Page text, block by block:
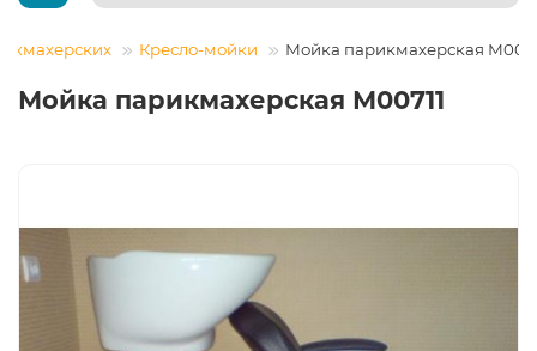
Кресло-мойки Мойка парикмахерская
Мойка парикмахерская М00711